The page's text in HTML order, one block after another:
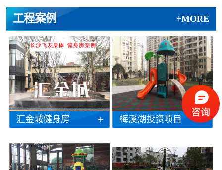
工程案例 +MORE
汇金城健身房 梅溪湖投资项目